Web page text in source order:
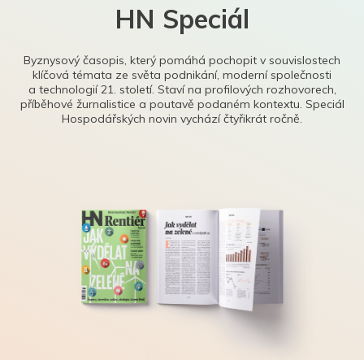
HN Speciál
Byznysový časopis, který pomáhá pochopit v souvislostech
klíčová témata ze světa podnikání, moderní společnosti
a technologií 21. století. Staví na profilových rozhovorech,
příběhové žurnalistice a poutavě podaném kontextu. Speciál
Hospodářských novin vychází čtyřikrát ročně.